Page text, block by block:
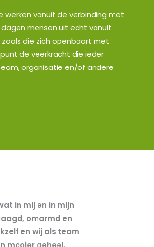
werken vanuit de verbinding met
dagen mensen uit echt vanuit
die zich openbaart met
de veerkracht die ieder
organisatie en/of andere
in mij en in mijn
omarmd en
en wij als team
mooier geheel.